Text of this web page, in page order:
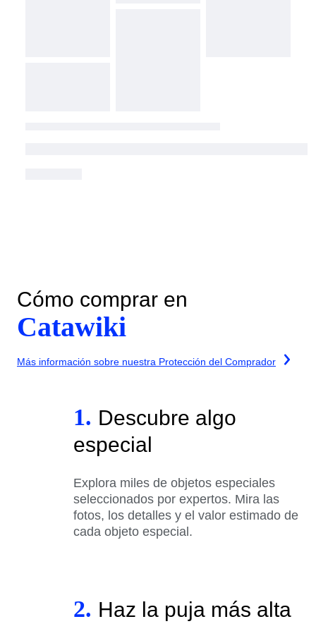
Cómo comprar en
Catawiki
Más información sobre nuestra Protección del Comprador
1. Descubre algo
especial
Explora miles de objetos especiales
seleccionados por expertos. Mira las
fotos, los detalles y el valor estimado de
cada objeto especial.
2. Haz la puja más alta